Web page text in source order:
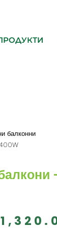
балконни